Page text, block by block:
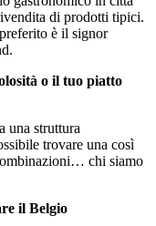
di prodotti tipici.
è il signor
o il tuo piatto
una struttura
trovare una così
chi siamo
il Belgio